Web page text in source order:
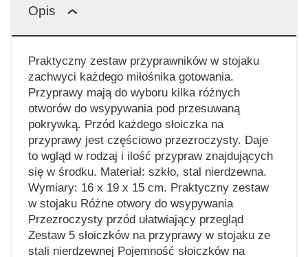
Opis
Praktyczny zestaw przyprawników w stojaku
zachwyci każdego miłośnika gotowania.
Przyprawy mają do wyboru kilka różnych
otworów do wsypywania pod przesuwaną
pokrywką. Przód każdego słoiczka na
przyprawy jest częściowo przezroczysty. Daje
to wgląd w rodzaj i ilość przypraw znajdujących
się w środku. Materiał: szkło, stal nierdzewna.
Wymiary: 16 x 19 x 15 cm. Praktyczny zestaw
w stojaku Różne otwory do wsypywania
Przezroczysty przód ułatwiający przegląd
Zestaw 5 słoiczków na przyprawy w stojaku ze
stali nierdzewnej Pojemność słoiczków na